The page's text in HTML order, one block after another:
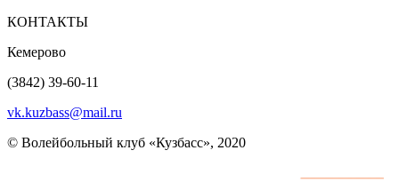
КОНТАКТЫ
Кемерово
(3842) 39-60-11
vk.kuzbass@mail.ru
© Волейбольный клуб «Кузбасс», 2020